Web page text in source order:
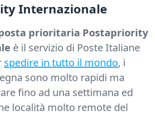
Internazionale
prioritaria Postapriority
è il servizio di Poste Italiane
spedire in tutto il mondo, i
sono molto rapidi ma
fino ad una settimana ed
località molto remote del